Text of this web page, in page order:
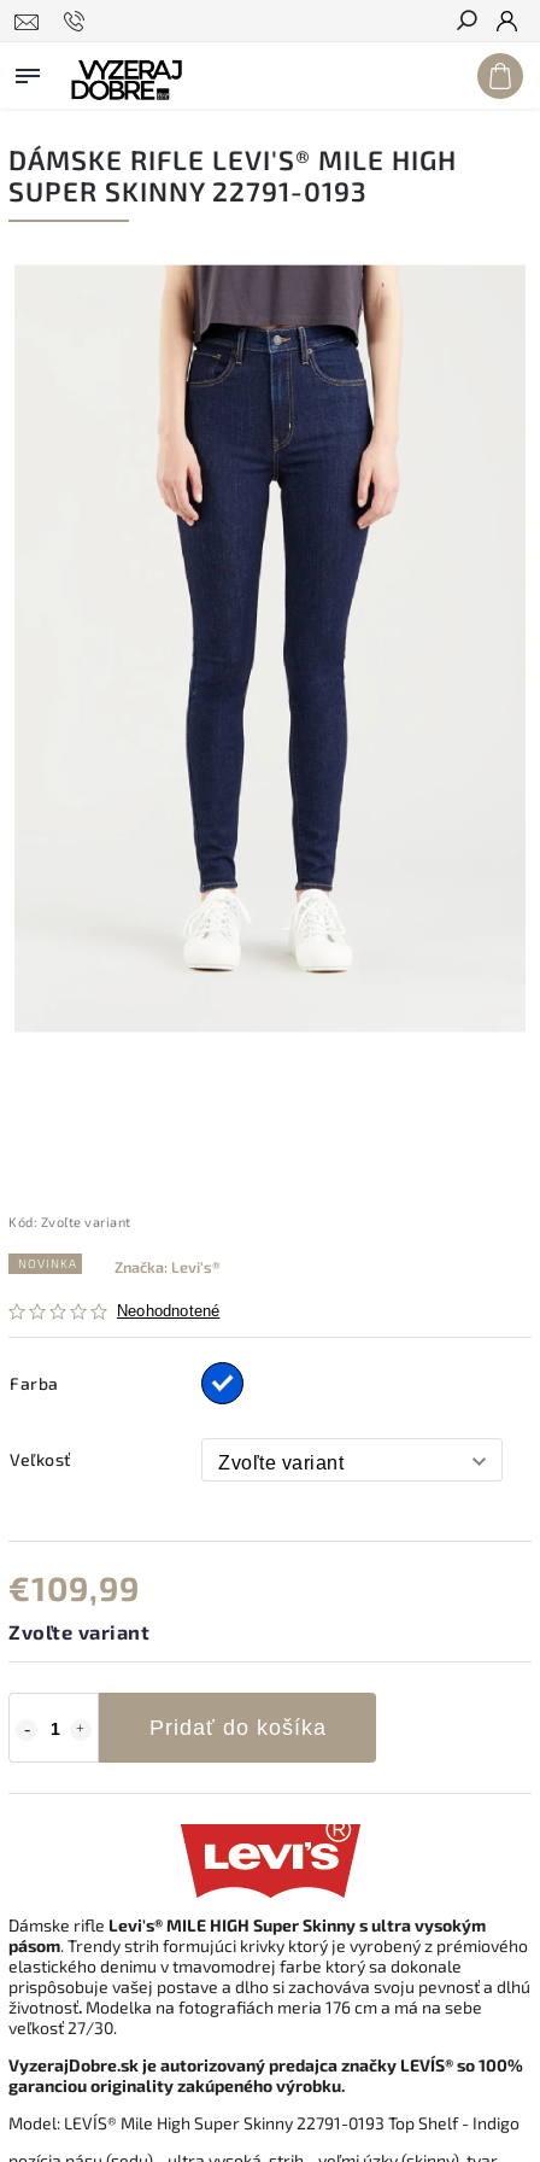
Hľadať
DÁMSKE RIFLE LEVI'S® MILE HIGH
SUPER SKINNY 22791-0193
Kód: Zvoľte variant
NOVINKA
Neohodnotené
Značka: Levi's®
Farba
Veľkosť
€109,99
Zvoľte variant
Pridať do košíka
Dámske rifle Levi's® MILE HIGH Super Skinnys ultra vysokým
pásom. Trendy strih formujúci krivky ktorý je vyrobený z prémiového
elastického denimu v tmavomodrej farbe ktorý sa dokonale
prispôsobuje vašej postave a dlho si zachováva svoju pevnosť a dlhú
životnosť. Modelka na fotografiách meria 176 cm a má na sebe
veľkosť 27/30.
VyzerajDobre.sk je autorizovaný predajca značky LEVI´S® so 100%
garanciou originality zakúpeného výrobku.
Model: LEVI´S® Mile High Super Skinny 22791-0193 Top Shelf - Indigo